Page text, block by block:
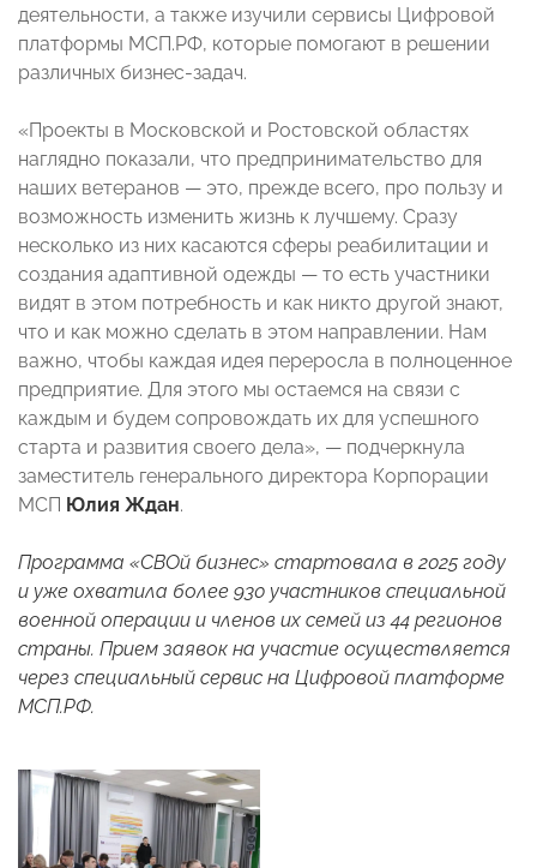
деятельности, а также изучили сервисы Цифровой
платформы МСП.РФ, которые помогают в решении
различных бизнес-задач.
«Проекты в Московской и Ростовской областях
наглядно показали, что предпринимательство для
наших ветеранов — это, прежде всего, про пользу и
возможность изменить жизнь к лучшему. Сразу
несколько из них касаются сферы реабилитации и
создания адаптивной одежды — то есть участники
видят в этом потребность и как никто другой знают,
что и как можно сделать в этом направлении. Нам
важно, чтобы каждая идея переросла в полноценное
предприятие. Для этого мы остаемся на связи с
каждым и будем сопровождать их для успешного
старта и развития своего дела», — подчеркнула
заместитель генерального директора Корпорации
МСП Юлия Ждан.
Программа «СВОй бизнес» стартовала в 2025 году
и уже охватила более 930 участников специальной
военной операции и членов их семей из 44 регионов
страны. Прием заявок на участие осуществляется
через специальный сервис на Цифровой платформе
МСП.РФ.